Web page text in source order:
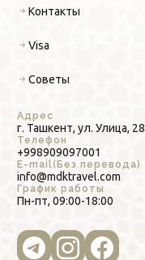
Адрес
г. Ташкент, ул. Улица, 28
Телефон
+998909097001
E-mail(Без перевода)
info@mdktravel.com
График работы
Пн-пт, 09:00-18:00
Контакты
Visa
Советы